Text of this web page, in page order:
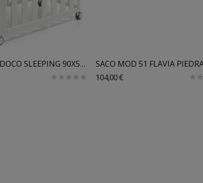
MINICUNA DOCO SLEEPING 90X50 COTINFANT CON COLCHON
SACO MOD 51 FLAVIA
104,00 €